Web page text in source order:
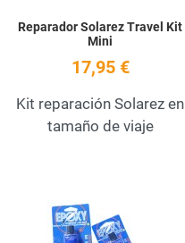
Reparador Solarez Travel Kit
Mini
17,95 €
Kit reparación Solarez en
tamaño de viaje